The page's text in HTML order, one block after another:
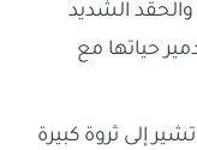
الشديد
حياتها مع
إلى ثروة كبيرة